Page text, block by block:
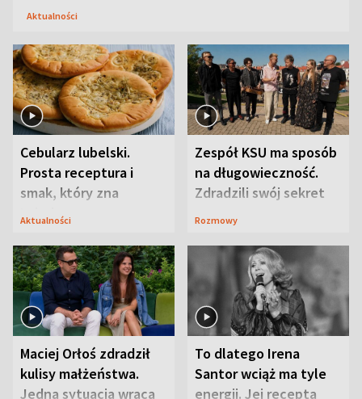
Aktualności
Cebularz lubelski.
Prosta receptura i
smak, który zna
Lubelszczyzna
Aktualności
Zespół KSU ma sposób
na długowieczność.
Zdradzili swój sekret
Rozmowy
Maciej Orłoś zdradził
kulisy małżeństwa.
Jedna sytuacja wraca
To dlatego Irena
Santor wciąż ma tyle
energii. Jej recepta